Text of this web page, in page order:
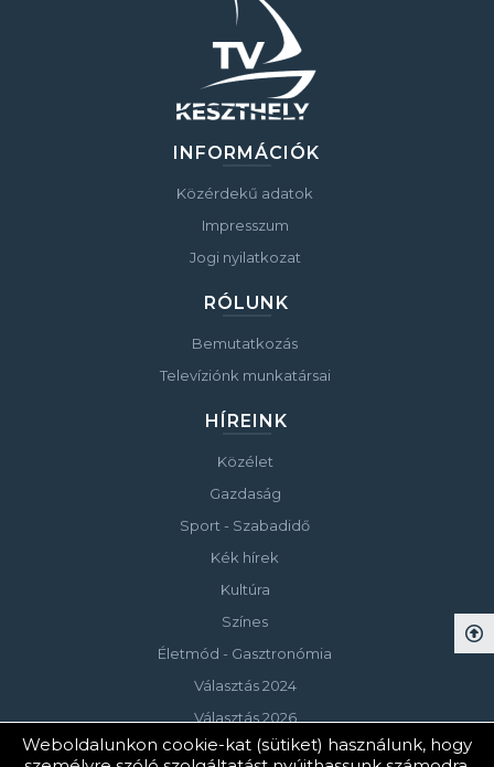
INFORMÁCIÓK
Közérdekű adatok
Impresszum
Jogi nyilatkozat
RÓLUNK
Bemutatkozás
Televíziónk munkatársai
HÍREINK
Közélet
Gazdaság
Sport - Szabadidő
Kék hírek
Kultúra
Színes
Életmód - Gasztronómia
Választás 2024
Választás 2026
Weboldalunkon cookie-kat (sütiket) használunk, hogy